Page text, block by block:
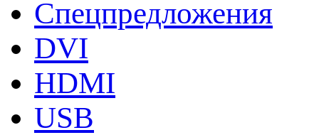
Спецпредложения
DVI
HDMI
USB